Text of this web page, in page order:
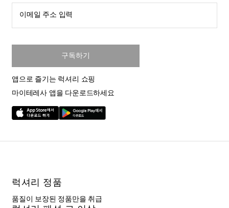
이메일 주소 입력
구독하기
앱으로 즐기는 럭셔리 쇼핑
마이테레사 앱을 다운로드하세요
럭셔리 정품
품질이 보장된 정품만을 취급